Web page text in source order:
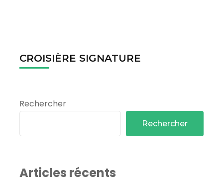
CROISIÈRE SIGNATURE
Rechercher
Rechercher
Articles récents